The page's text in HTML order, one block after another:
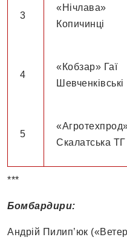
3
«Нічлава»
Копичинці
4
«Кобзар» Гаї
Шевченківські
5
Скалатська ТГ
***
Бомбардири:
Андрій Пилип’юк